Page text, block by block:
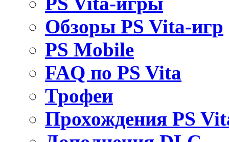
Обзоры PS Vita-игр
PS Mobile
FAQ по PS Vita
Трофеи
Прохождения PS